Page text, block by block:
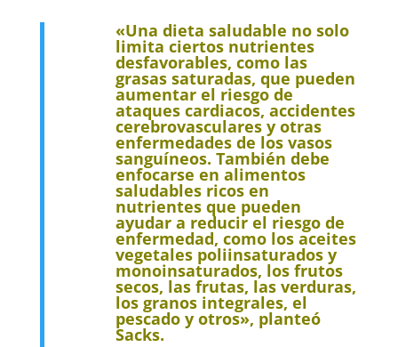
«Una dieta saludable no solo
limita ciertos nutrientes
desfavorables, como las
grasas saturadas, que pueden
aumentar el riesgo de
ataques cardiacos, accidentes
cerebrovasculares y otras
enfermedades de los vasos
sanguíneos. También debe
enfocarse en alimentos
saludables ricos en
nutrientes que pueden
ayudar a reducir el riesgo de
enfermedad, como los aceites
vegetales poliinsaturados y
monoinsaturados, los frutos
secos, las frutas, las verduras,
los granos integrales, el
pescado y otros», planteó
Sacks.